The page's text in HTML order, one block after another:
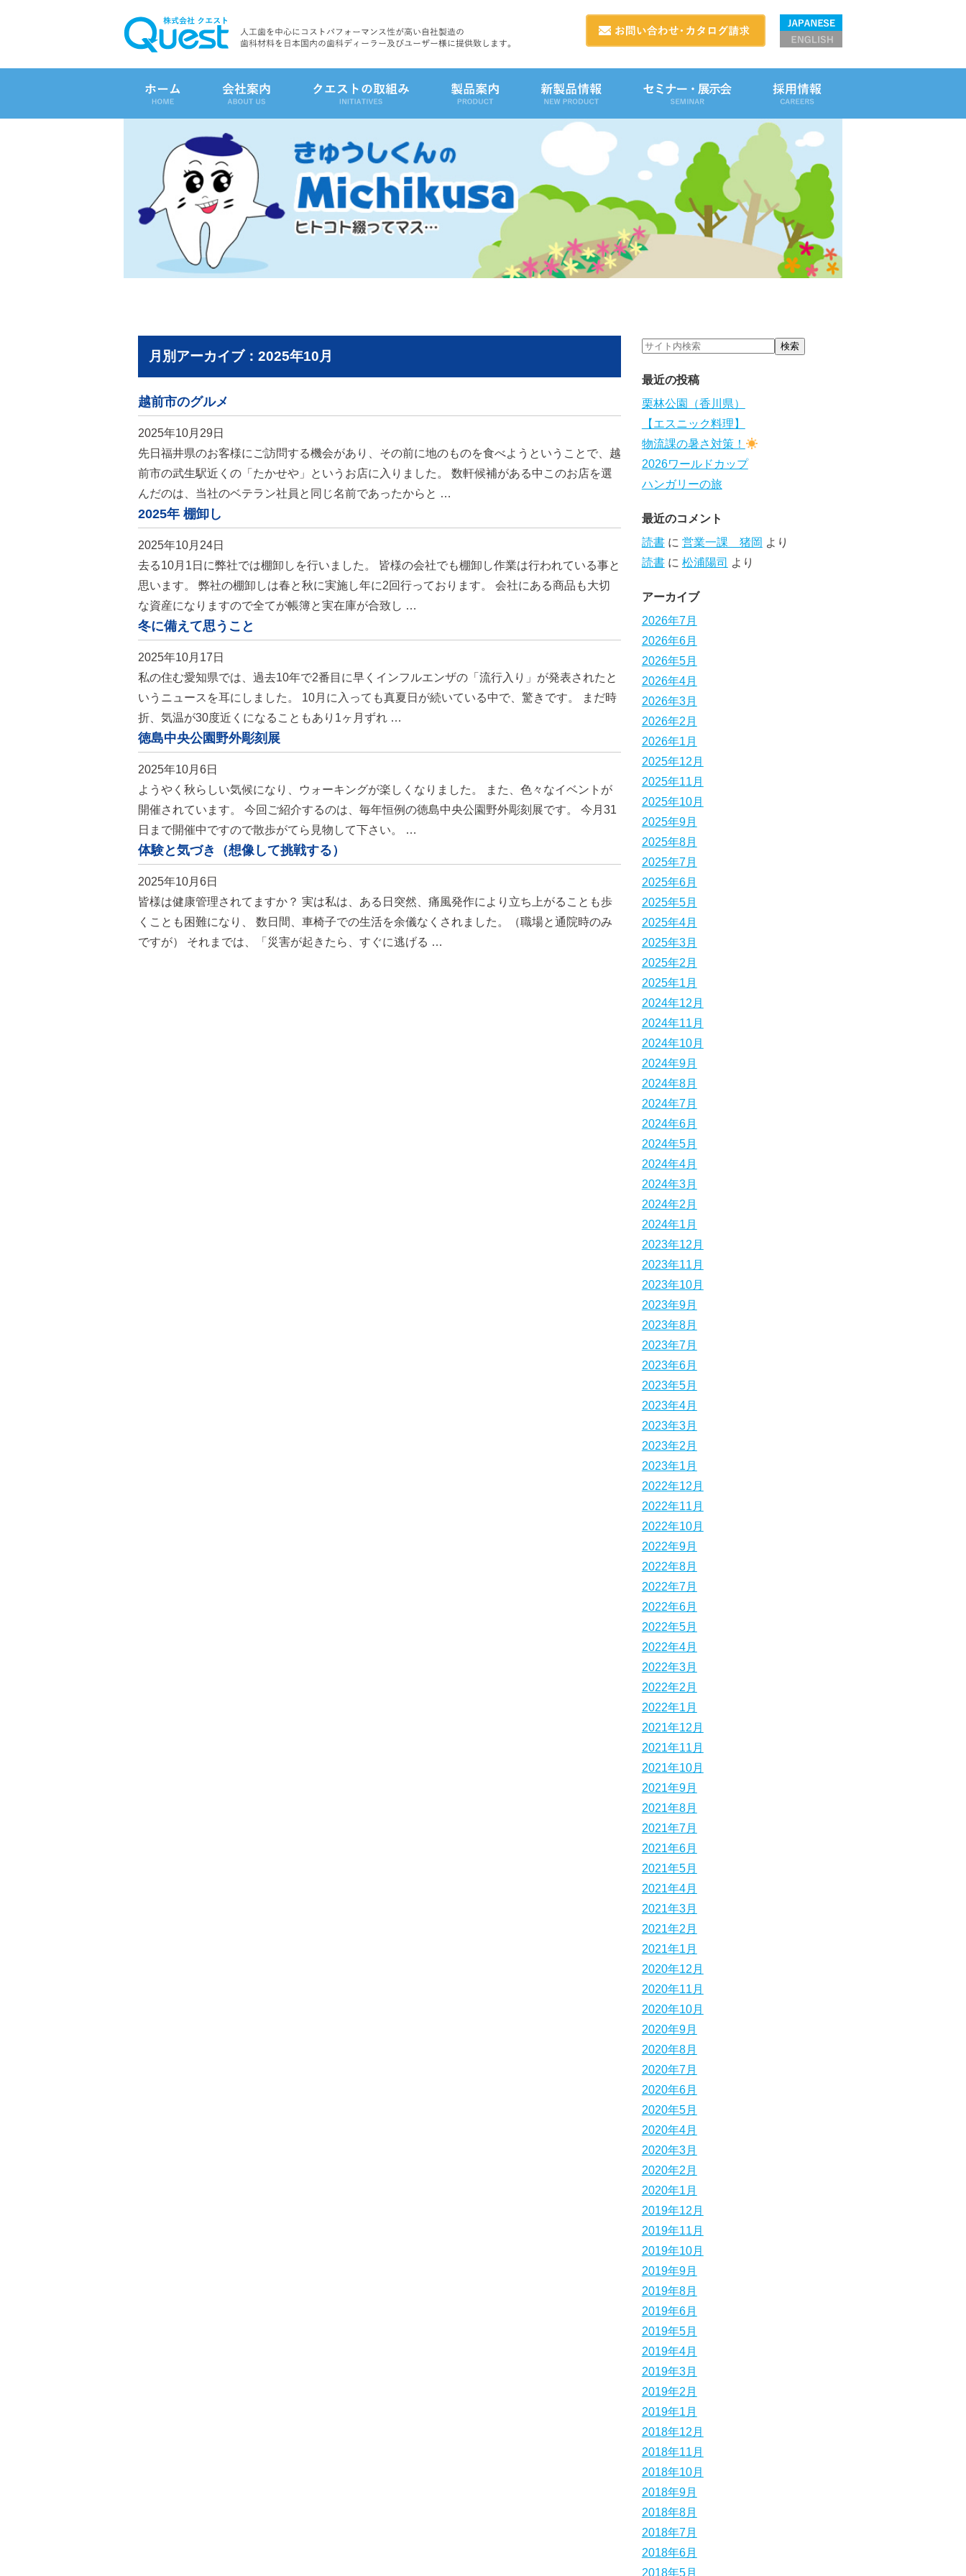
月別アーカイブ：2025年10月
越前市のグルメ
2025年10月29日
先日福井県のお客様にご訪問する機会があり、その前に地のものを食べようということで、越
前市の武生駅近くの「たかせや」というお店に入りました。 数軒候補がある中このお店を選
んだのは、当社のベテラン社員と同じ名前であったからと …
2025年 棚卸し
2025年10月24日
去る10月1日に弊社では棚卸しを行いました。 皆様の会社でも棚卸し作業は行われている事と
思います。 弊社の棚卸しは春と秋に実施し年に2回行っております。 会社にある商品も大切
な資産になりますので全てが帳簿と実在庫が合致し …
冬に備えて思うこと
2025年10月17日
私の住む愛知県では、過去10年で2番目に早くインフルエンザの「流行入り」が発表されたと
いうニュースを耳にしました。 10月に入っても真夏日が続いている中で、驚きです。 まだ時
折、気温が30度近くになることもあり1ヶ月ずれ …
徳島中央公園野外彫刻展
2025年10月6日
ようやく秋らしい気候になり、ウォーキングが楽しくなりました。 また、色々なイベントが
開催されています。 今回ご紹介するのは、毎年恒例の徳島中央公園野外彫刻展です。 今月31
日まで開催中ですので散歩がてら見物して下さい。 …
体験と気づき（想像して挑戦する）
2025年10月6日
皆様は健康管理されてますか？ 実は私は、ある日突然、痛風発作により立ち上がることも歩
くことも困難になり、 数日間、車椅子での生活を余儀なくされました。（職場と通院時のみ
ですが） それまでは、「災害が起きたら、すぐに逃げる …
最近の投稿
栗林公園（香川県）
【エスニック料理】
物流課の暑さ対策！
2026ワールドカップ
ハンガリーの旅
最近のコメント
読書に 営業一課 猪岡 より
読書に 松浦陽司 より
アーカイブ
2026年7月
2026年6月
2026年5月
2026年4月
2026年3月
2026年2月
2026年1月
2025年12月
2025年11月
2025年10月
2025年9月
2025年8月
2025年7月
2025年6月
2025年5月
2025年4月
2025年3月
2025年2月
2025年1月
2024年12月
2024年11月
2024年10月
2024年9月
2024年8月
2024年7月
2024年6月
2024年5月
2024年4月
2024年3月
2024年2月
2024年1月
2023年12月
2023年11月
2023年10月
2023年9月
2023年8月
2023年7月
2023年6月
2023年5月
2023年4月
2023年3月
2023年2月
2023年1月
2022年12月
2022年11月
2022年10月
2022年9月
2022年8月
2022年7月
2022年6月
2022年5月
2022年4月
2022年3月
2022年2月
2022年1月
2021年12月
2021年11月
2021年10月
2021年9月
2021年8月
2021年7月
2021年6月
2021年5月
2021年4月
2021年3月
2021年2月
2021年1月
2020年12月
2020年11月
2020年10月
2020年9月
2020年8月
2020年7月
2020年6月
2020年5月
2020年4月
2020年3月
2020年2月
2020年1月
2019年12月
2019年11月
2019年10月
2019年9月
2019年8月
2019年6月
2019年5月
2019年4月
2019年3月
2019年2月
2019年1月
2018年12月
2018年11月
2018年10月
2018年9月
2018年8月
2018年7月
2018年6月
2018年5月